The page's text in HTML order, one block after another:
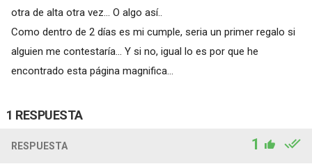
otra de alta otra vez... O algo así..
Como dentro de 2 días es mi cumple, seria un primer regalo si
alguien me contestaría... Y si no, igual lo es por que he
encontrado esta página magnifica...
1 RESPUESTA
RESPUESTA 1